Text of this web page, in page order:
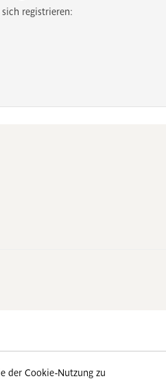
registrieren:
der Cookie-Nutzung zu